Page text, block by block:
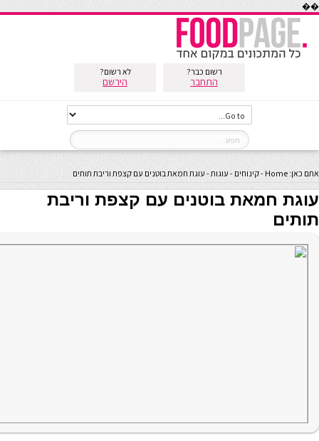
��
רשום כבר?
התחבר
לא רשום?
הירשם
אתם כאן: Home
-קינוחים - עוגות- עוגת חמאת בוטנים עם קצפת וריבת תותים
עוגת חמאת בוטנים עם קצפת וריבת
תותים